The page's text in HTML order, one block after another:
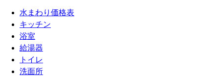
水まわり価格表
キッチン
浴室
給湯器
トイレ
洗面所